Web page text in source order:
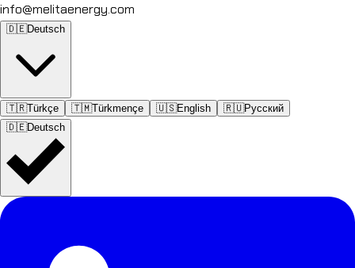
info@melitaenergy.com
🇩🇪Deutsch
🇹🇷Türkçe 🇹🇲Türkmençe 🇺🇸English 🇷🇺Русский
🇩🇪Deutsch